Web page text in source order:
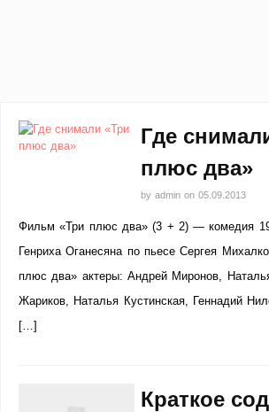
Где
плюс два»
by admin on 05.09.2013
Фильм «Три плюс два» (3 + 2) — комедия
Генриха Оганесяна по пьесе Сергея
плюс два» актеры: Андрей Миронов,
Жариков, Наталья Кустинская, Геннадий
[…]
Краткое